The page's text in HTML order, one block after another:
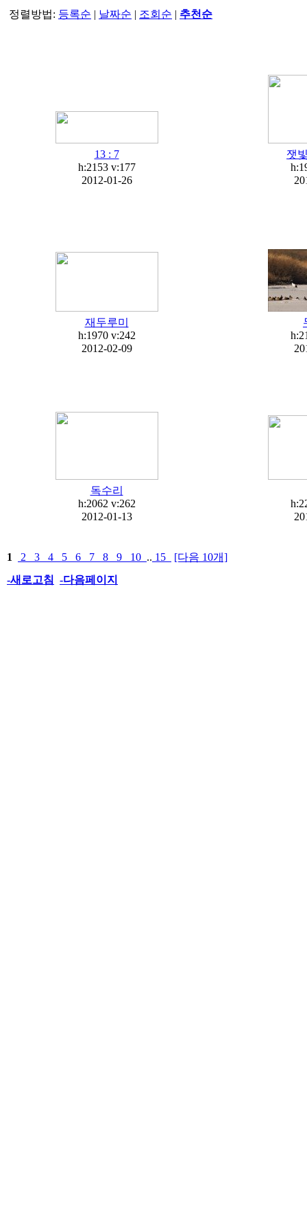
정렬방법: 등록순 | 날짜순 | 조회순 | 추천순
13 : 7
h:2153 v:177
2012-01-26
잿
재두루미
h:1970 v:242
2012-02-09
독수리
h:2062 v:262
2012-01-13
1 2 3 4 5 6 7 8 9 10 .. 15
[다음 10개]
-새로고침 -다음페이지